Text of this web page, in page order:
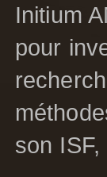
Initium
pour
son